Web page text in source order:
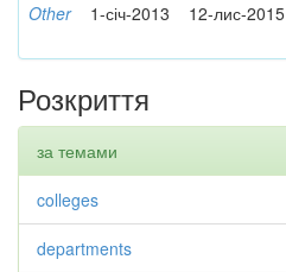
Other 1-січ-2013 12-лис-2015
Розкриття
за темами
colleges
departments